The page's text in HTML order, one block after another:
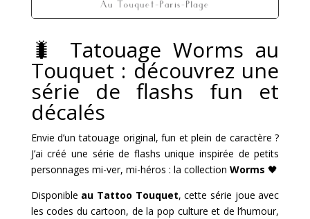
🐛 Tatouage Worms au
Touquet : découvrez une
série de flashs fun et
décalés
Envie d’un tatouage original, fun et plein de caractère ?
J’ai créé une série de flashs unique inspirée de petits
personnages mi-ver, mi-héros : la collection Worms 🖤
Disponible au Tattoo Touquet, cette série joue avec
les codes du cartoon, de la pop culture et de l’humour,